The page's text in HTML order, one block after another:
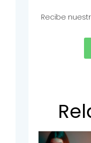
Recibe